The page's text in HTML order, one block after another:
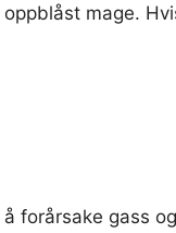
mage.
forårsake gass